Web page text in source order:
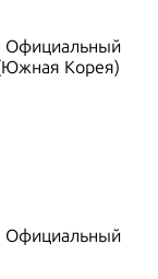
Официальный
(Южная Корея)
Официальный